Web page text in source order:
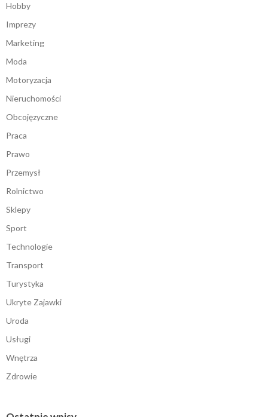
Hobby
Imprezy
Marketing
Moda
Motoryzacja
Nieruchomości
Obcojęzyczne
Praca
Prawo
Przemysł
Rolnictwo
Sklepy
Sport
Technologie
Transport
Turystyka
Ukryte Zajawki
Uroda
Usługi
Wnętrza
Zdrowie